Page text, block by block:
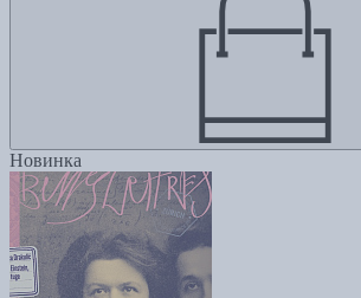
Новинка